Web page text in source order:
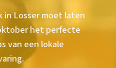
in Losser moet laten
het perfecte
van een lokale